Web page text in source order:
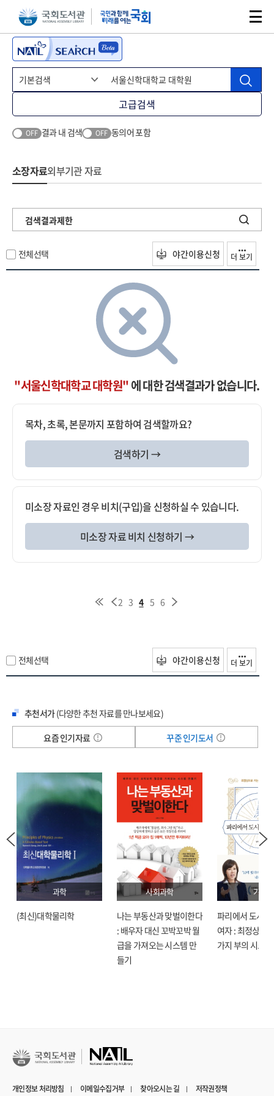
본문 바로가기주메뉴 바로가기
고급검색
OFF 결과 내 검색 OFF 동의어 포함
소장자료외부기관 자료
검색결과제한
전체선택 야간이용신청 더 보기
"서울신학대학교 대학원"에 대한 검색결과가 없습니다.
목차, 초록, 본문까지 포함하여 검색할까요?
검색하기 →
미소장 자료인 경우 비치(구입)을 신청하실 수 있습니다.
미소장 자료 비치 신청하기 →
2 3 4 5 6
전체선택 야간이용신청 더 보기
추천서가(다양한 추천 자료를 만나보세요)
요즘 인기자료
꾸준 인기도서
과학
(최신)대학물리학
사회과학
나는 부동산과 맞벌이한다
: 배우자 대신 꼬박꼬박 월
급을 가져오는 시스템 만
들기
기술
파리에서 도시락
여자 : 최정상으
가지 부의 시크릿
개인정보 처리방침 이메일수집거부 찾아오시는 길 저작권정책